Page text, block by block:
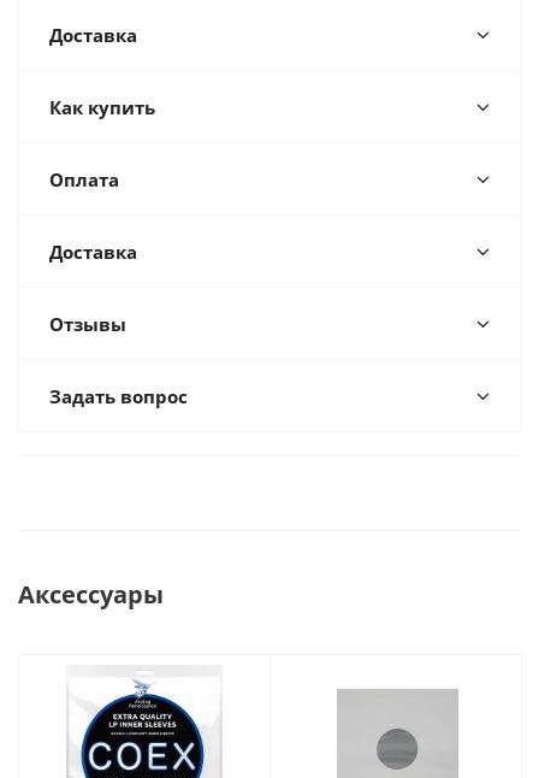
Доставка
Как купить
Оплата
Доставка
Отзывы
Задать вопрос
Аксессуары